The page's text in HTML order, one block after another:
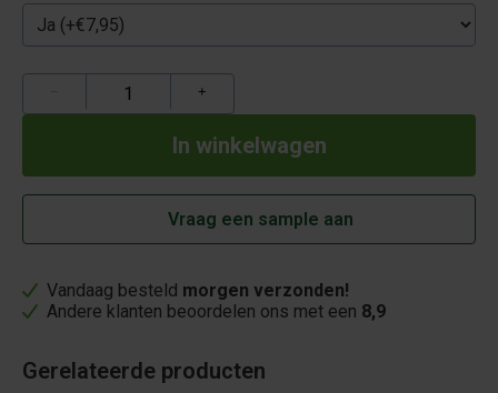
+
Vraag een sample aan
Vandaag besteld morgen verzonden!
Andere klanten beoordelen ons met een 8,9
Gerelateerde producten